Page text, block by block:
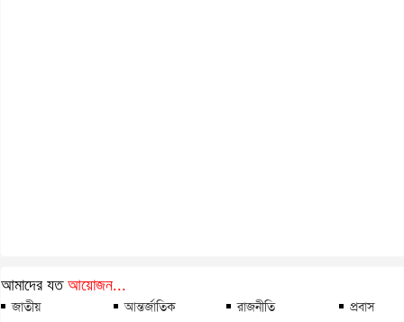
আমাদের যত আয়োজন...
জাতীয় আন্তর্জাতিক রাজনীতি
প্রবাস